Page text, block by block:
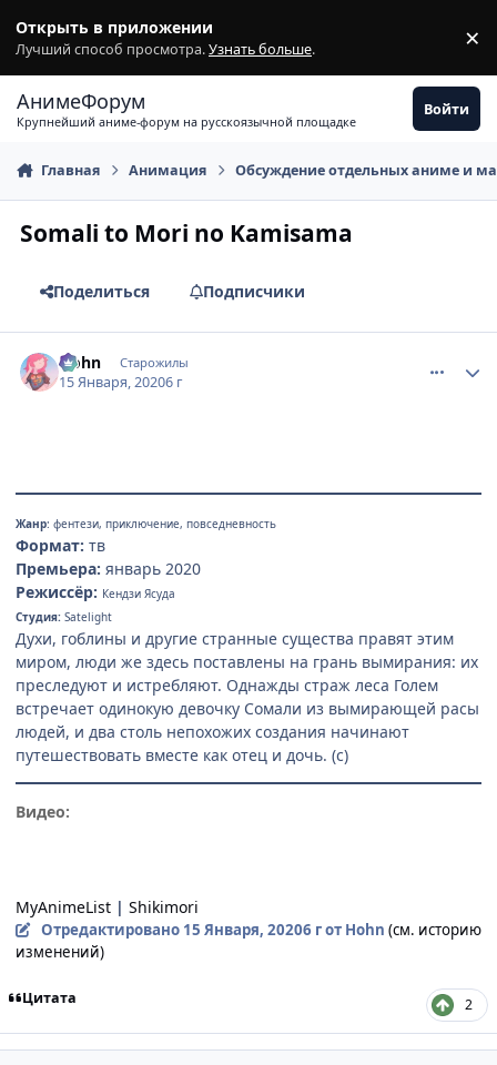
Открыть в приложении
Лучший способ просмотра.Узнать больше. ×
АнимеФорум
Крупнейший аниме-форум на русскоязычной площадке
Войти
Главная Анимация Обсуждение отдельных аниме и
Somali to Mori no Kamisama
Поделиться Подписчики
Hohn Старожилы
15 Января, 20206 г
Жанр: фентези, приключение, повседневность
Формат: тв
Премьера: январь 2020
Режиссёр: Кендзи Ясуда
Студия: Satelight
Духи, гоблины и другие странные существа правят этим
миром, люди же здесь поставлены на грань вымирания: их
преследуют и истребляют. Однажды страж леса Голем
встречает одинокую девочку Сомали из вымирающей расы
людей, и два столь непохожих создания начинают
путешествовать вместе как отец и дочь. (с)
Видео:
MyAnimeList | Shikimori
Отредактировано 15 Января, 20206 гот Hohn (см. историю
изменений)
Цитата 2